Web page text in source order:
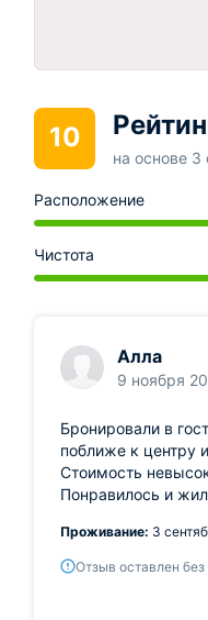
10
на основе 3
Расположение
Чистота
Алла
9 ноября
Бронировали в
поближе к центру
Стоимость
Понравилось и
Проживание: 3
Отзыв оставлен